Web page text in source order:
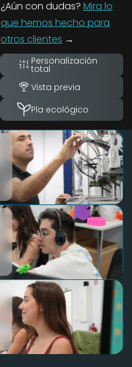
¿Aún con dudas? Mira lo
que hemos hecho para
otros clientes →
Personalización
total
Vista previa
Pla ecológico